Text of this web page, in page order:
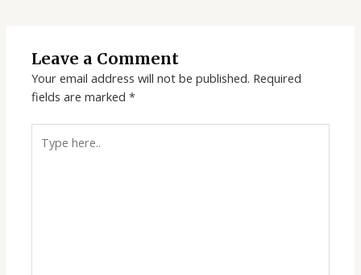
Leave a Comment
Your email address will not be published. Required
fields are marked*
here..